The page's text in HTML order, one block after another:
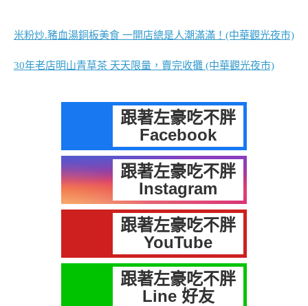
米粉炒.豬血湯銅板美食 一開店總是人潮滿滿！(中華觀光夜市)
30年老店明山青草茶 天天限量，賣完收攤 (中華觀光夜市)
跟著左豪吃不胖
Facebook
跟著左豪吃不胖
Instagram
跟著左豪吃不胖
YouTube
跟著左豪吃不胖
Line 好友